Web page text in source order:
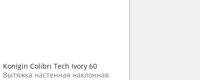
Konigin Colibri Tech Ivory 60
Вытяжка настенная наклонная